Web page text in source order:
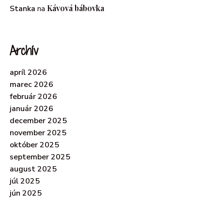
Stanka na Kávová bábovka
Archív
apríl 2026
marec 2026
február 2026
január 2026
december 2025
november 2025
október 2025
september 2025
august 2025
júl 2025
jún 2025